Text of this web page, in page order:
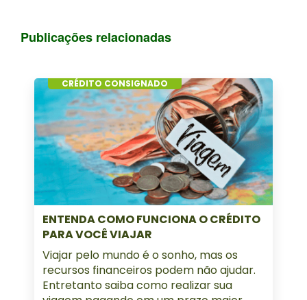
Publicações relacionadas
CRÉDITO CONSIGNADO
ENTENDA COMO FUNCIONA O CRÉDITO
PARA VOCÊ VIAJAR
Viajar pelo mundo é o sonho, mas os
recursos financeiros podem não ajudar.
Entretanto saiba como realizar sua